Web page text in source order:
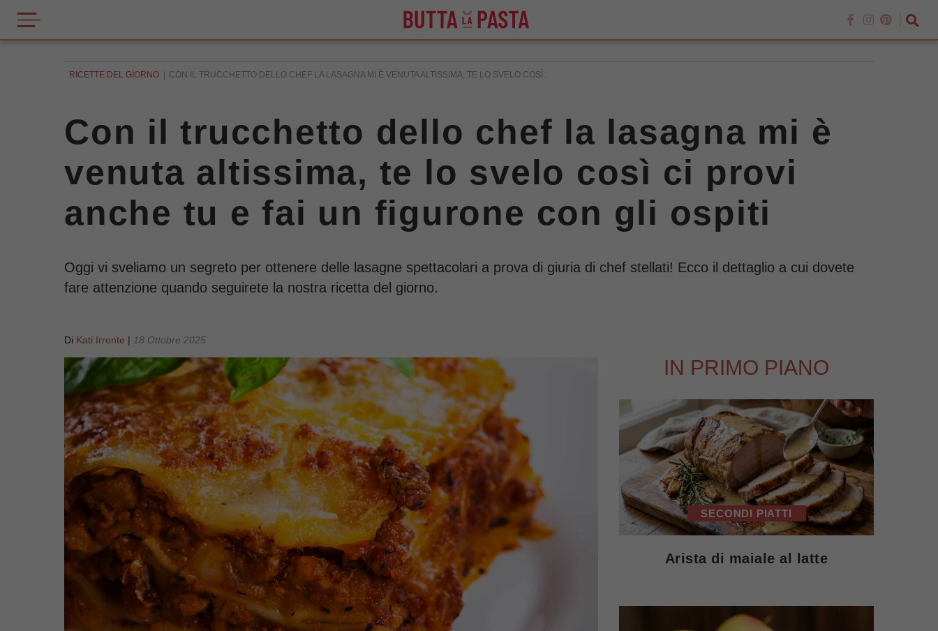
RICETTE DEL GIORNO CON IL TRUCCHETTO DELLO CHEF LA LASAGNA MI È VENUTA ALTISSIMA, TE LO SVELO COSÌ...
Con il trucchetto dello chef la lasagna mi è
venuta altissima, te lo svelo così ci provi
anche tu e fai un figurone con gli ospiti
Oggi vi sveliamo un segreto per ottenere delle lasagne spettacolari a prova di giuria di chef stellati! Ecco il dettaglio a cui dovete
fare attenzione quando seguirete la nostra ricetta del giorno.
Di Kati Irrente | 18 Ottobre 2025
IN PRIMO PIANO
SECONDI PIATTI
Arista di maiale al latte